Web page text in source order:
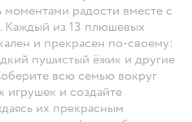
моментами радости вместе с
Каждый из 13 плюшевых
и прекрасен по-своему:
пушистый ёжик и другие
всю семью вокруг
игрушек и создайте
их прекрасным